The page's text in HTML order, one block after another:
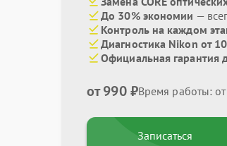
До 30% экономии —
Контроль на каждом
Диагностика Nikon от
Официальная гарантия
от 990 ₽Время работы:
Записаться